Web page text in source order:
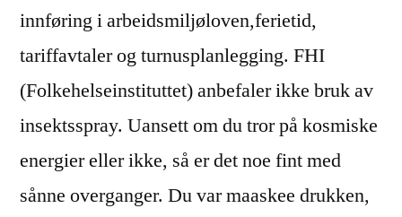
innføring i arbeidsmiljøloven,ferietid,
tariffavtaler og turnusplanlegging. FHI
(Folkehelseinstituttet) anbefaler ikke bruk av
insektsspray. Uansett om du tror på kosmiske
energier eller ikke, så er det noe fint med
sånne overganger. Du var maaskee drukken,